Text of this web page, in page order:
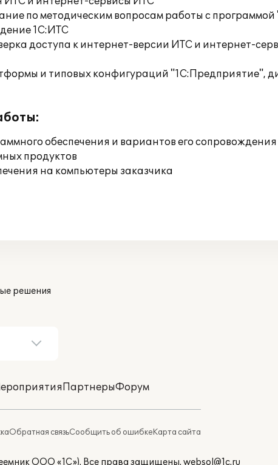
по методическим вопросам работы с программой
1С:ИТС
доступа к интернет-версии ИТС и интернет-
и типовых конфигураций "1С:Предприятие",
обеспечения и вариантов его сопровождения
продуктов
на компьютеры заказчика
решения
ПартнерыФорум
Обратная связьСообщить об ошибкеКарта сайта
ООО «1С»). Все права защищены. websol@1c.ru